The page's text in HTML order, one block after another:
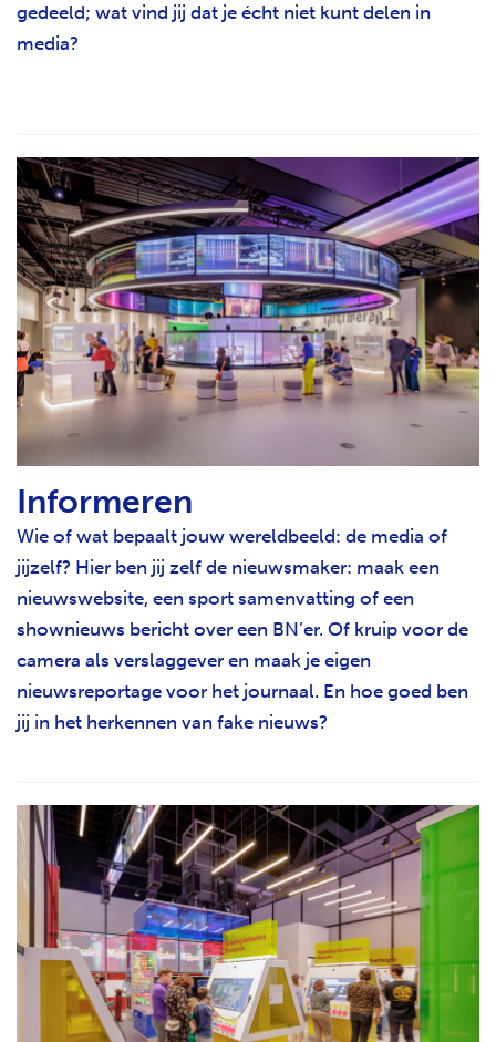
gedeeld; wat vind jij dat je écht niet kunt delen in
media?
Informeren
Wie of wat bepaalt jouw wereldbeeld: de media of
jijzelf? Hier ben jij zelf de nieuwsmaker: maak een
nieuwswebsite, een sport samenvatting of een
shownieuws bericht over een BN’er. Of kruip voor de
camera als verslaggever en maak je eigen
nieuwsreportage voor het journaal. En hoe goed ben
jij in het herkennen van fake nieuws?